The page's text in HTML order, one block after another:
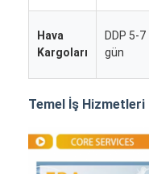
Ana sayfa
Hava
Kargoları
DDP 5-7
gün
Temel İş Hizmetleri